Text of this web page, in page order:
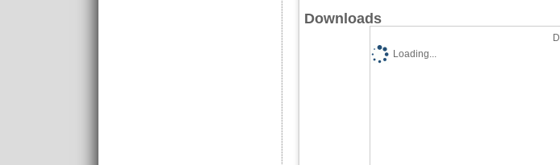
Downloads
Loading...